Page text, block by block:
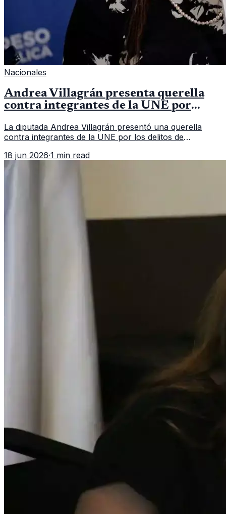
Nacionales
Andrea Villagrán presenta querella
contra integrantes de la UNE por
La diputada Andrea Villagrán presentó una querella
contra integrantes de la UNE por los delitos de
18 jun 2026·1 min read